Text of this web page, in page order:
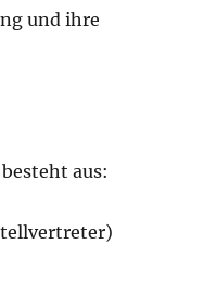
und ihre
aus: